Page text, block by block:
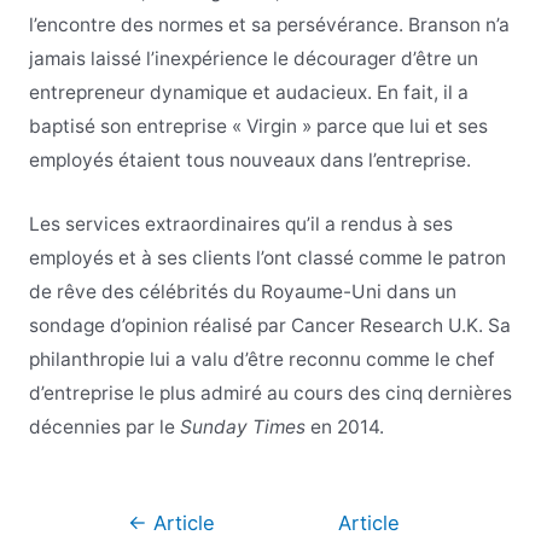
l’encontre des normes et sa persévérance. Branson n’a
jamais laissé l’inexpérience le décourager d’être un
entrepreneur dynamique et audacieux. En fait, il a
baptisé son entreprise « Virgin » parce que lui et ses
employés étaient tous nouveaux dans l’entreprise.
Les services extraordinaires qu’il a rendus à ses
employés et à ses clients l’ont classé comme le patron
de rêve des célébrités du Royaume-Uni dans un
sondage d’opinion réalisé par Cancer Research U.K. Sa
philanthropie lui a valu d’être reconnu comme le chef
d’entreprise le plus admiré au cours des cinq dernières
décennies par le Sunday Timesen 2014.
Navigation
← Article Article